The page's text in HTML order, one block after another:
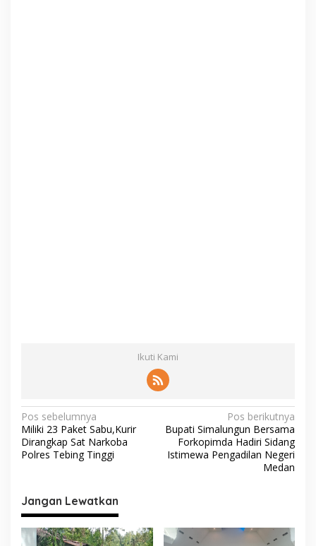
Ikuti Kami
N
a
v
g
a
s
Pos sebelumnya
Miliki 23 Paket Sabu,Kurir
Dirangkap Sat Narkoba
Polres Tebing Tinggi
Pos berikutnya
Bupati Simalungun Bersama
Forkopimda Hadiri Sidang
Istimewa Pengadilan Negeri
Medan
Jangan Lewatkan